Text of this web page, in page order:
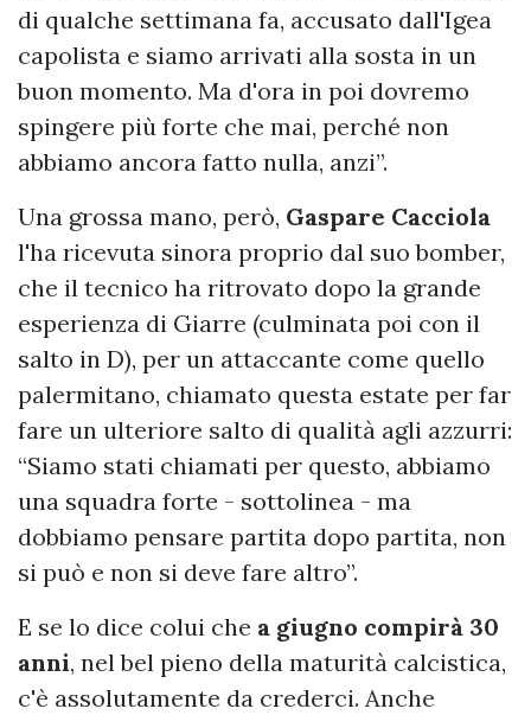
di qualche settimana fa, accusato dall'Igea
capolista e siamo arrivati alla sosta in un
buon momento. Ma d'ora in poi dovremo
spingere più forte che mai, perché non
abbiamo ancora fatto nulla, anzi”.
Una grossa mano, però, Gaspare Cacciola
l'ha ricevuta sinora proprio dal suo bomber,
che il tecnico ha ritrovato dopo la grande
esperienza di Giarre (culminata poi con il
salto in D), per un attaccante come quello
palermitano, chiamato questa estate per far
fare un ulteriore salto di qualità agli azzurri:
“Siamo stati chiamati per questo, abbiamo
una squadra forte - sottolinea - ma
dobbiamo pensare partita dopo partita, non
si può e non si deve fare altro”.
E se lo dice colui che a giugno compirà 30
anni, nel bel pieno della maturità calcistica,
c'è assolutamente da crederci. Anche